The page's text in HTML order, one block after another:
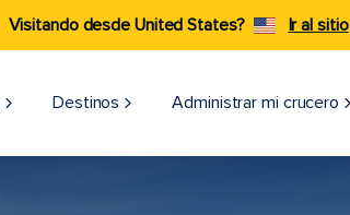
Visitando desde United States? Ir al sitio
Destinos Administrar mi crucero